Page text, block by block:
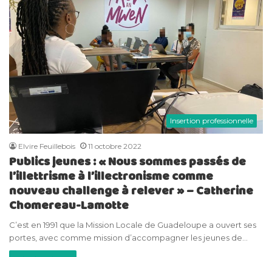
Insertion professionnelle
Elvire Feuillebois 11 octobre 2022
Publics jeunes : « Nous sommes passés de
l’illettrisme à l’illectronisme comme
nouveau challenge à relever » – Catherine
Chomereau-Lamotte
C’est en 1991 que la Mission Locale de Guadeloupe a ouvert ses
portes, avec comme mission d’accompagner les jeunes de…